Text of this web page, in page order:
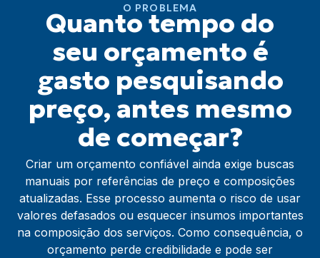
O PROBLEMA
Quanto tempo do
seu orçamento é
gasto pesquisando
preço, antes mesmo
de começar?
Criar um orçamento confiável ainda exige buscas
manuais por referências de preço e composições
atualizadas. Esse processo aumenta o risco de usar
valores defasados ou esquecer insumos importantes
na composição dos serviços. Como consequência, o
orçamento perde credibilidade e pode ser